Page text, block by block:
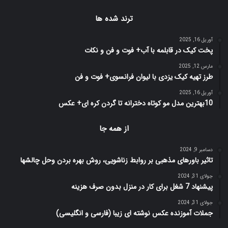
ترند شده ها
آوریل 16, 2025
پخت کیک در قابلمه با آب+ فوت و فن و نکات
مارس 12, 2025
طرز تهیه کیک یزدی با لیوان فرانسوی+ فوت و فن
آوریل 16, 2025
10بهترین مدل مو کوتاه دخترانه تا گردن کره ای+ عکس
از همه جا
دسامبر 9, 2024
تاثیر باورهای مذهبی بر روابط زناشویی، روش بهره بردن وحل چالشها
جولای 31, 2024
پیشنهاد 7 شغل برای کار در منزل بدون صرف هزینه
جولای 31, 2024
جملات آموزنده عکس نوشته ای زیبا (فارسی و انگلیسی)